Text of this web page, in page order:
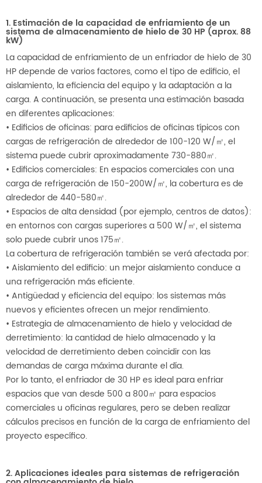
1. Estimación de la capacidad de enfriamiento de un
sistema de almacenamiento de hielo de 30 HP (aprox. 88
kW)
La capacidad de enfriamiento de un enfriador de hielo de 30
HP depende de varios factores, como el tipo de edificio, el
aislamiento, la eficiencia del equipo y la adaptación a la
carga. A continuación, se presenta una estimación basada
en diferentes aplicaciones:
• Edificios de oficinas: para edificios de oficinas típicos con
cargas de refrigeración de alrededor de 100-120 W/㎡, el
sistema puede cubrir aproximadamente 730-880㎡.
• Edificios comerciales: En espacios comerciales con una
carga de refrigeración de 150-200W/㎡, la cobertura es de
alrededor de 440-580㎡.
• Espacios de alta densidad (por ejemplo, centros de datos):
en entornos con cargas superiores a 500 W/㎡, el sistema
solo puede cubrir unos 175㎡.
La cobertura de refrigeración también se verá afectada por:
• Aislamiento del edificio: un mejor aislamiento conduce a
una refrigeración más eficiente.
• Antigüedad y eficiencia del equipo: los sistemas más
nuevos y eficientes ofrecen un mejor rendimiento.
• Estrategia de almacenamiento de hielo y velocidad de
derretimiento: la cantidad de hielo almacenado y la
velocidad de derretimiento deben coincidir con las
demandas de carga máxima durante el día.
Por lo tanto, el enfriador de 30 HP es ideal para enfriar
espacios que van desde 500 a 800㎡ para espacios
comerciales u oficinas regulares, pero se deben realizar
cálculos precisos en función de la carga de enfriamiento del
proyecto específico.
2. Aplicaciones ideales para sistemas de refrigeración